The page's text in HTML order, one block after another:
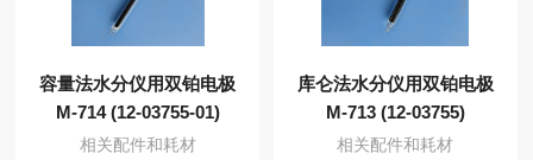
容量法水分仪用双铂电极
M-714 (12-03755-01)
相关配件和耗材
库仑法水分仪用双铂电极
M-713 (12-03755)
相关配件和耗材